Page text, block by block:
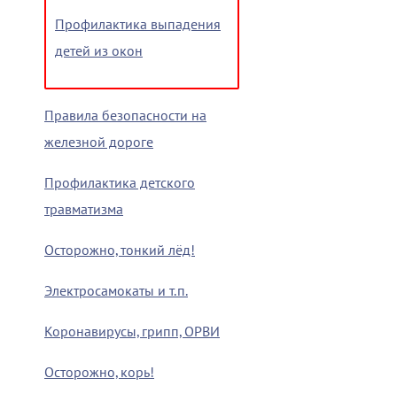
Профилактика выпадения
детей из окон
Правила безопасности на
железной дороге
Профилактика детского
травматизма
Осторожно, тонкий лёд!
Электросамокаты и т.п.
Коронавирусы, грипп, ОРВИ
Осторожно, корь!